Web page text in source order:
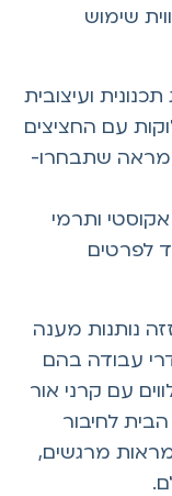
שימוש
ועיצובית
עם החציצים
שתבחרו-
ותרמי
נותנות מענה
עבודה בהם
עם קרני אור
לחיבור
מרגשים,